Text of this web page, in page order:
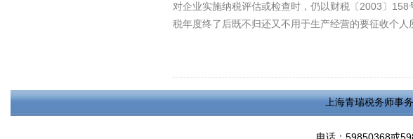
对企业实施纳税评估或检查时，仍以财税〔 2003 〕 158
税年度终了后既不归还又不用于生产经营的要征收个人
上海青瑞税务师事